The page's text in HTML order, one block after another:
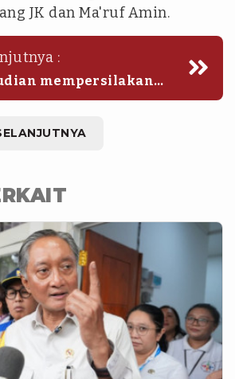
JK dan Ma'ruf Amin.
:
mempersilakan
Ma'ruf Amin berjalan.
mengajak Prabowo
bersama.